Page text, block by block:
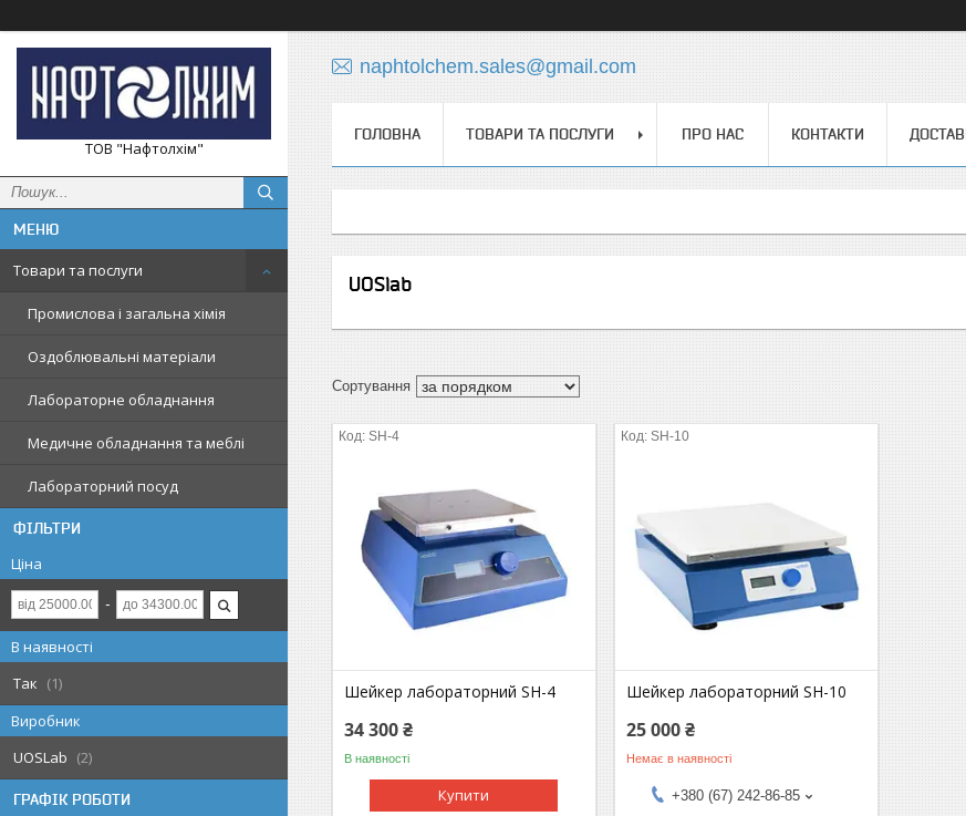
ТОВ "Нафтолхім"
Товари та послуги
Промислова і загальна хімія
Оздоблювальні матеріали
Лабораторне обладнання
Медичне обладнання та меблі
Лабораторний посуд
ФІЛЬТРИ
Ціна
В наявності
Так
1
Виробник
UOSLab
2
ГРАФІК РОБОТИ
naphtolchem.sales@gmail.com
ГОЛОВНА ТОВАРИ ТА ПОСЛУГИ ПРО НАС КОНТАКТИ
UOSlab
SH-4
Шейкер лабораторний SH-4
34 300 ₴
В наявності
Купити
SH-10
Шейкер лабораторний SH-10
25 000 ₴
Немає в наявності
+380 (67) 242-86-85